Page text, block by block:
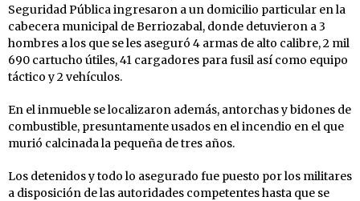
Seguridad Pública ingresaron a un domicilio particular en la
cabecera municipal de Berriozabal, donde detuvieron a 3
hombres a los que se les aseguró 4 armas de alto calibre, 2 mil
690 cartucho útiles, 41 cargadores para fusil así como equipo
táctico y 2 vehículos.
En el inmueble se localizaron además, antorchas y bidones de
combustible, presuntamente usados en el incendio en el que
murió calcinada la pequeña de tres años.
Los detenidos y todo lo asegurado fue puesto por los militares
a disposición de las autoridades competentes hasta que se